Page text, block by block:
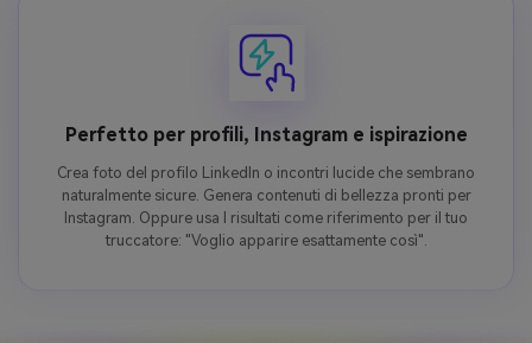
Perfetto per profili, Instagram e ispirazione
Crea foto del profilo LinkedIn o incontri lucide che sembrano
naturalmente sicure. Genera contenuti di bellezza pronti per
Instagram. Oppure usa I risultati come riferimento per il tuo
truccatore: "Voglio apparire esattamente così".